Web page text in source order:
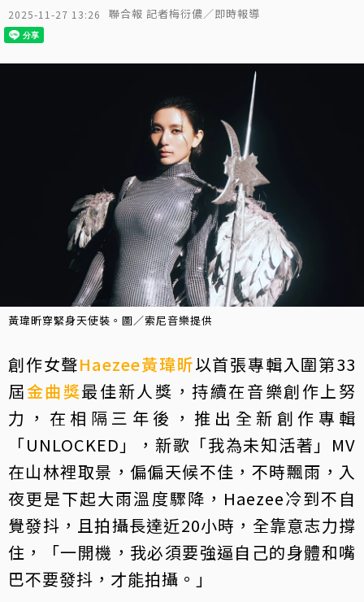
2025-11-27 13:26 聯合報 記者梅衍儂／即時報導
黃瑋昕穿緊身天使裝。圖／索尼音樂提供
創作女聲Haezee黃瑋昕以首張專輯入圍第33
屆金曲獎最佳新人獎，持續在音樂創作上努
力，在相隔三年後，推出全新創作專輯
「UNLOCKED」，新歌「我為未知活著」MV
在山林裡取景，偏偏天候不佳，不時飄雨，入
夜更是下起大雨溫度驟降，Haezee冷到不自
覺發抖，且拍攝長達近20小時，全靠意志力撐
住，「一開機，我必須要強逼自己的身體和嘴
巴不要發抖，才能拍攝。」